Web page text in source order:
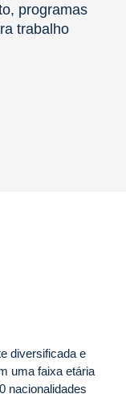
programas
trabalho
diversificada e
uma faixa etária
nacionalidades